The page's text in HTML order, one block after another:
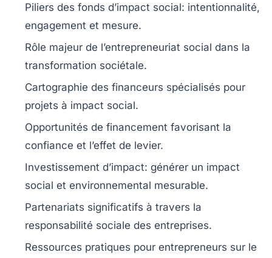
Piliers des fonds d’impact social: intentionnalité,
engagement et mesure.
Rôle majeur de l’entrepreneuriat social dans la
transformation sociétale.
Cartographie des financeurs spécialisés pour
projets à impact social.
Opportunités de financement favorisant la
confiance et l’effet de levier.
Investissement d’impact: générer un impact
social et environnemental mesurable.
Partenariats significatifs à travers la
responsabilité sociale des entreprises.
Ressources pratiques pour entrepreneurs sur le